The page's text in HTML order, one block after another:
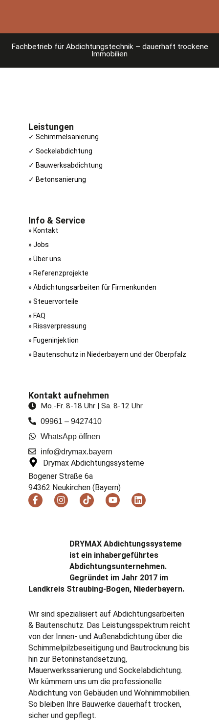
Fachbetrieb für Abdichtungstechnik – dauerhaft trockene
Immobilien
DRYMAX Abdichtungssysteme
ist ein inhabergeführtes
Abdichtungs­unternehmen.
Gegründet im Jahr 2017 im
Landkreis Straubing-Bogen, Niederbayern.
Wir sind spezialisiert auf Abdichtungsarbeiten
& Bautenschutz. Das Leistungsspektrum reicht
von der Innen- und Außenabdichtung über die
Schimmelpilzbeseitigung und Bautrocknung bis
hin zur Betoninstandsetzung,
Mauerwerkssanierung und Sockelabdichtung.
Wir kümmern uns um die professionelle
Abdichtung von Gebäuden und Wohnimmobilien.
So bleiben Ihre Bauwerke dauerhaft trocken,
sicher und gepflegt.
Leistungen
✓ Schimmelsanierung
✓ Sockelabdichtung
✓ Bauwerksabdichtung
✓ Betonsanierung
Info & Service
» Kontakt
» Jobs
» Über uns
» Referenzprojekte
» Abdichtungsarbeiten für Firmenkunden
» Steuervorteile
» FAQ
» Riss­verpressung
» Fugen­injektion
» Bautenschutz in Niederbayern und der Oberpfalz
Kontakt aufnehmen
Mo.-Fr. 8-18 Uhr | Sa. 8-12 Uhr
09961 – 9427410
WhatsApp öffnen
info@drymax.bayern
Drymax Abdichtungssysteme
Bogener Straße 6a
94362 Neukirchen (Bayern)
F
a
I
n
T
i
k
Y
o
b
e
L
i
d
i
n